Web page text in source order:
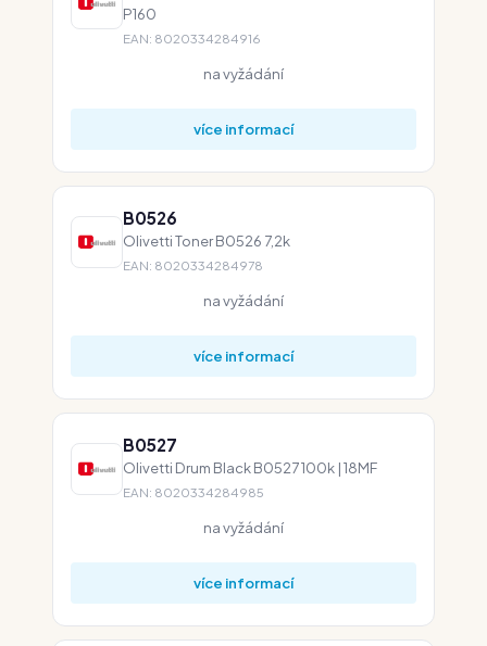
P160
EAN: 8020334284916
na vyžádání
více informací
B0526
Olivetti Toner B0526 7,2k
EAN: 8020334284978
na vyžádání
více informací
B0527
Olivetti Drum Black B0527 100k | 18MF
EAN: 8020334284985
na vyžádání
více informací